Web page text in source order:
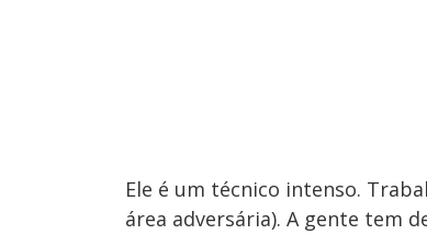
Ele é um técnico intenso.
área adversária). A gente tem